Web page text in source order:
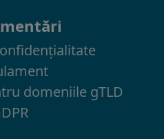
domeniile gTLD